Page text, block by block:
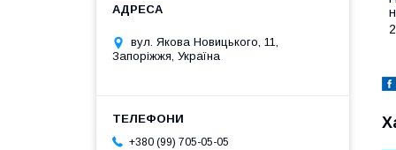
вул. Якова Новицького, 11,
Запоріжжя, Україна
+380 (99) 705-05-05